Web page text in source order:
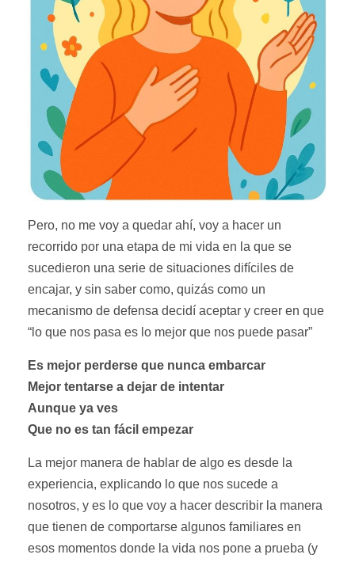
Pero, no me voy a quedar ahí, voy a hacer un
recorrido por una etapa de mi vida en la que se
sucedieron una serie de situaciones difíciles de
encajar, y sin saber como, quizás como un
mecanismo de defensa decidí aceptar y creer en que
“lo que nos pasa es lo mejor que nos puede pasar”
Es mejor perderse que nunca embarcar
Mejor tentarse a dejar de intentar
Aunque ya ves
Que no es tan fácil empezar
La mejor manera de hablar de algo es desde la
experiencia, explicando lo que nos sucede a
nosotros, y es lo que voy a hacer describir la manera
que tienen de comportarse algunos familiares en
esos momentos donde la vida nos pone a prueba (y